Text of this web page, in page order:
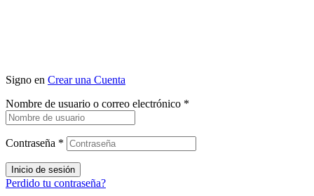
Signo en Crear una Cuenta
Nombre de usuario o correo electrónico *
Contraseña *
Inicio de sesión
Perdido tu contraseña?